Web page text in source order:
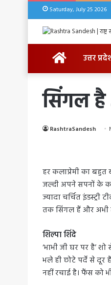
Saturday, July 25 2026
HOMEउत्तर
सिंगल है
RashtraSandesh
हर कलाप्रेमी का
जल्दी अपने सपनों के
ज्यादा चर्चित
तक सिंगल हैं और अभी
शिल्पा शिंदे
‘भाभी जी घर पर है’
भले ही छोटे पर्दे से दूर
नहीं रचाई है। फैंस को